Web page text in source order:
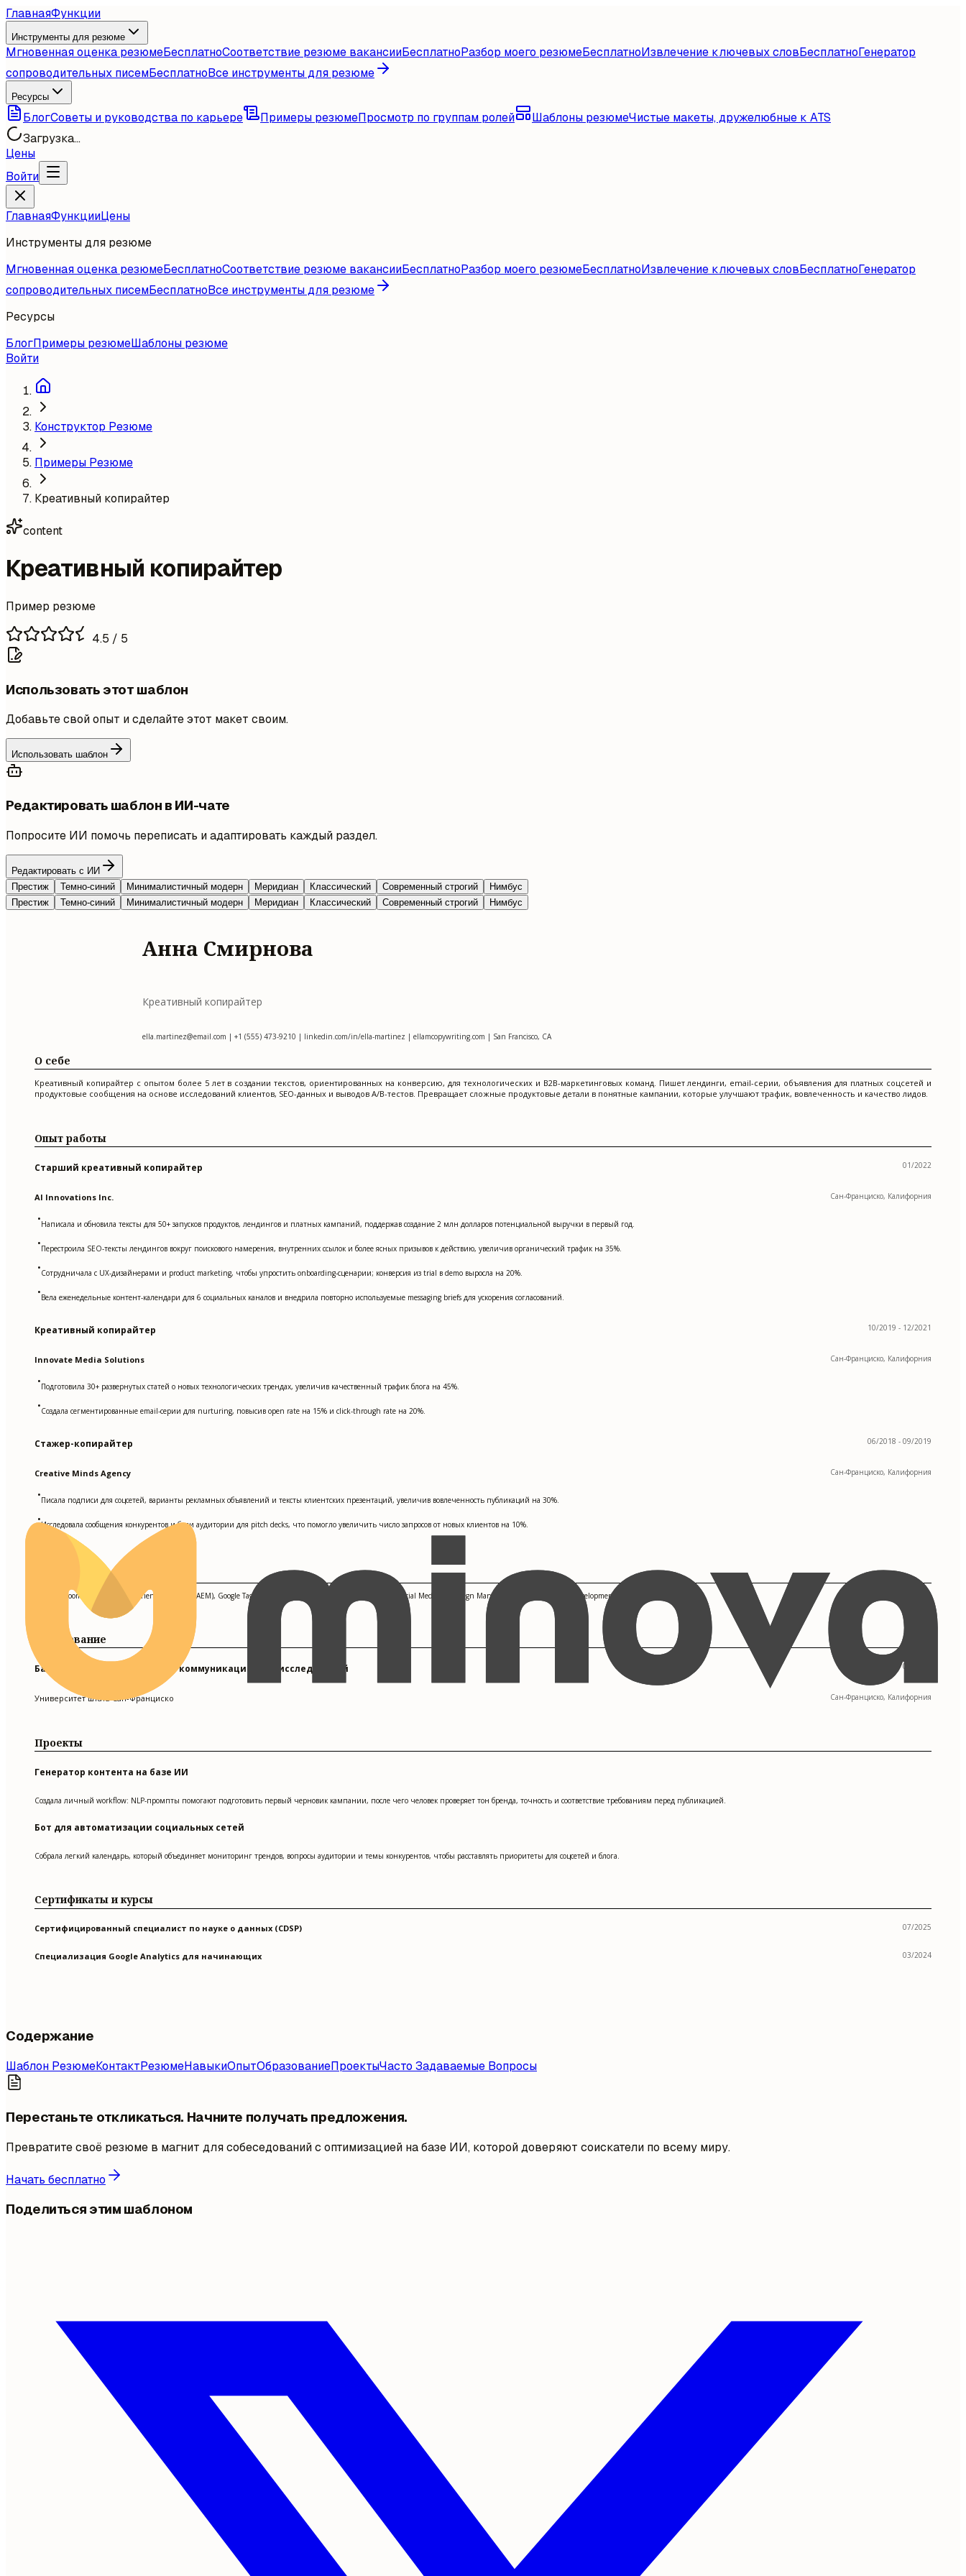
ГлавнаяФункции
Инструменты для резюме
Мгновенная оценка резюмеБесплатноСоответствие резюме вакансииБесплатноРазбор моего резюмеБесплатноИзвлечение ключевых словБесплатноГенератор
сопроводительных писемБесплатноВсе инструменты для резюме
Ресурсы
БлогСоветы и руководства по карьере Примеры резюмеПросмотр по группам ролей Шаблоны резюмеЧистые макеты, дружелюбные к ATS
Загрузка...
Цены
Войти
ГлавнаяФункцииЦены
Инструменты для резюме
Мгновенная оценка резюмеБесплатноСоответствие резюме вакансииБесплатноРазбор моего резюмеБесплатноИзвлечение ключевых словБесплатноГенератор
сопроводительных писемБесплатноВсе инструменты для резюме
Ресурсы
БлогПримеры резюмеШаблоны резюме
Войти
Конструктор Резюме
Примеры Резюме
Креативный копирайтер
content
Креативный копирайтер
Пример резюме
4.5 / 5
Использовать этот шаблон
Добавьте свой опыт и сделайте этот макет своим.
Использовать шаблон
Редактировать шаблон в ИИ-чате
Попросите ИИ помочь переписать и адаптировать каждый раздел.
Редактировать с ИИ
Престиж
Темно-синий Минималистичный модерн Меридиан Классический Современный строгий
Нимбус
Престиж
Темно-синий Минималистичный модерн Меридиан Классический Современный строгий Нимбус
Анна Смирнова
Креативный копирайтер
ella.martinez@email.com | +1 (555) 473-9210 | linkedin.com/in/ella-martinez | ellamcopywriting.com | San Francisco, CA
О себе
Креативный копирайтер с опытом более 5 лет в создании текстов, ориентированных на конверсию, для технологических и B2B-маркетинговых команд. Пишет лендинги, email-серии, объявления для платных соцсетей и
продуктовые сообщения на основе исследований клиентов, SEO-данных и выводов A/B-тестов. Превращает сложные продуктовые детали в понятные кампании, которые улучшают трафик, вовлеченность и качество лидов.
Опыт работы
Старший креативный копирайтер 01/2022
AI Innovations Inc. Сан-Франциско, Калифорния
•Написала и обновила тексты для 50+ запусков продуктов, лендингов и платных кампаний, поддержав создание 2 млн долларов потенциальной выручки в первый год.
•Перестроила SEO-тексты лендингов вокруг поискового намерения, внутренних ссылок и более ясных призывов к действию, увеличив органический трафик на 35%.
•Сотрудничала с UX-дизайнерами и product marketing, чтобы упростить onboarding-сценарии; конверсия из trial в demo выросла на 20%.
•Вела еженедельные контент-календари для 6 социальных каналов и внедрила повторно используемые messaging briefs для ускорения согласований.
Креативный копирайтер 10/2019 - 12/2021
Innovate Media Solutions Сан-Франциско, Калифорния
•Подготовила 30+ развернутых статей о новых технологических трендах, увеличив качественный трафик блога на 45%.
•Создала сегментированные email-серии для nurturing, повысив open rate на 15% и click-through rate на 20%.
Стажер-копирайтер 06/2018 - 09/2019
Creative Minds Agency Сан-Франциско, Калифорния
•Писала подписи для соцсетей, варианты рекламных объявлений и тексты клиентских презентаций, увеличив вовлеченность публикаций на 30%.
•Исследовала сообщения конкурентов и боли аудитории для pitch decks, что помогло увеличить число запросов от новых клиентов на 10%.
Ключевые навыки
Persado, Boomtrain, Adobe Experience Manager (AEM), Google Tag Manager, SEO Optimization, A/B Testing, Social Media Campaign Management, Landing Page Development
Образование
Бакалавр искусств в области коммуникационных исследований 09/2013 - 05/2017
Университет штата Сан-Франциско Сан-Франциско, Калифорния
Проекты
Генератор контента на базе ИИ
Создала личный workflow: NLP-промпты помогают подготовить первый черновик кампании, после чего человек проверяет тон бренда, точность и соответствие требованиям перед публикацией.
Бот для автоматизации социальных сетей
Собрала легкий календарь, который объединяет мониторинг трендов, вопросы аудитории и темы конкурентов, чтобы расставлять приоритеты для соцсетей и блога.
Сертификаты и курсы
Сертифицированный специалист по науке о данных (CDSP) 07/2025
Специализация Google Analytics для начинающих 03/2024
Содержание
Шаблон РезюмеКонтактРезюмеНавыкиОпытОбразованиеПроектыЧасто Задаваемые Вопросы
Перестаньте откликаться. Начните получать предложения.
Превратите своё резюме в магнит для собеседований с оптимизацией на базе ИИ, которой доверяют соискатели по всему миру.
Начать бесплатно
Поделиться этим шаблоном